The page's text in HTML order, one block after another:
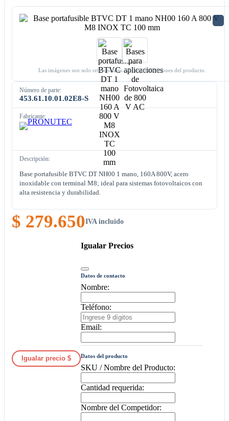
Las imágenes son solo referenciales. Ver especificaciones del producto.
Número de parte:
453.61.10.01.02E8-S
Fabricante:
Descripción:
Base portafusible BTVC DT NH00 1 mano, 160A 800V, acero
inoxidable con terminal M8; ideal para sistemas fotovoltaicos con
alta resistencia y durabilidad.
$ 279.650IVA incluido
Igualar precio $
Igualar Precios
Datos de contacto
Nombre:
Teléfono:
Email:
Datos del producto
SKU / Nombre del Producto:
Cantidad requerida:
Nombre del Competidor: